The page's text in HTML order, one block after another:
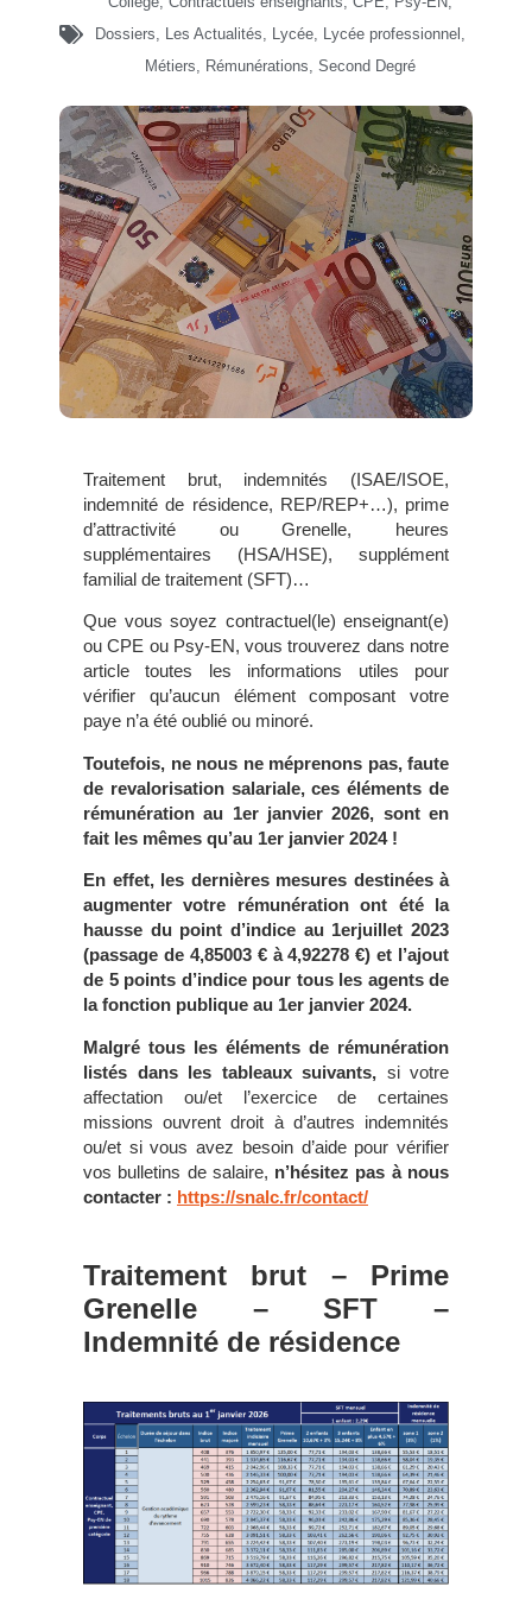
Dossiers, Les Actualités, Lycée, Lycée professionnel ,
Métiers, Rémunérations, Second Degré
Traitement brut, indemnités (ISAE/ISOE,
indemnité de résidence, REP/REP+…), prime
d’attractivité ou Grenelle, heures
supplémentaires (HSA/HSE), supplément
familial de traitement (SFT)…
Que vous soyez contractuel(le) enseignant(e)
ou CPE ou Psy-EN, vous trouverez dans notre
article toutes les informations utiles pour
vérifier qu’aucun élément composant votre
paye n’a été oublié ou minoré.
Toutefois, ne nous ne méprenons pas, faute
de revalorisation salariale,ces éléments de
rémunération au 1erjanvier 2026, sont en
fait les mêmes qu’au 1er janvier 2024 !
En effet, les dernières mesures destinées à
augmenter votre rémunération ont été la
hausse du point d’indice au 1erjuillet 2023
(passage de 4,85003 € à4,92278 €) et l’ajout
de 5 points d’indicepour tous les agents de
la fonction publique au 1er janvier 2024.
Malgré tous les éléments de rémunération
listés dans les tableaux suivants, si votre
affectation ou/et l’exercice de certaines
missions ouvrent droit à d’autres indemnités
ou/et si vous avez besoin d’aide pour vérifier
vos bulletins de salaire, n’hésitez pas à nous
contacter : https://snalc.fr/contact/
Traitement brut – Prime
Grenelle – SFT –
Indemnité de résidence